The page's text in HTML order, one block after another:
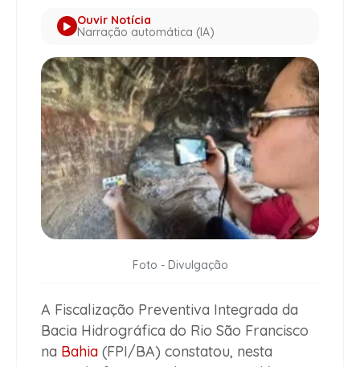
Ouvir Notícia
Narração automática (IA)
Foto - Divulgação
A Fiscalização Preventiva Integrada da
Bacia Hidrográfica do Rio São Francisco
na Bahia (FPI/BA) constatou, nesta